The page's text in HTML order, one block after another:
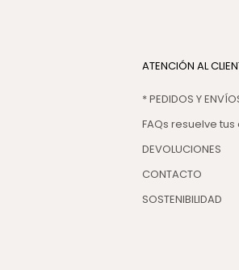
ATENCIÓN AL
* PEDIDOS Y
FAQs resuelve
DEVOLUCIONES
CONTACTO
SOSTENIBILIDAD